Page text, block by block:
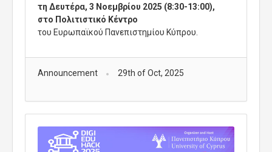
τη Δευτέρα, 3 Νοεμβρίου 2025 (8:30-13:00),
στο Πολιτιστικό Κέντρο
του Ευρωπαϊκού Πανεπιστημίου Κύπρου.
Announcement 29th of Oct, 2025